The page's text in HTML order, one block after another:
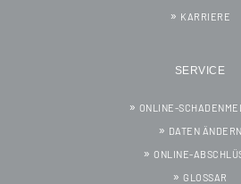
KARRIERE
SERVICE
ONLINE-
DATEN ÄNDERN
ONLINE-
GLOSSAR